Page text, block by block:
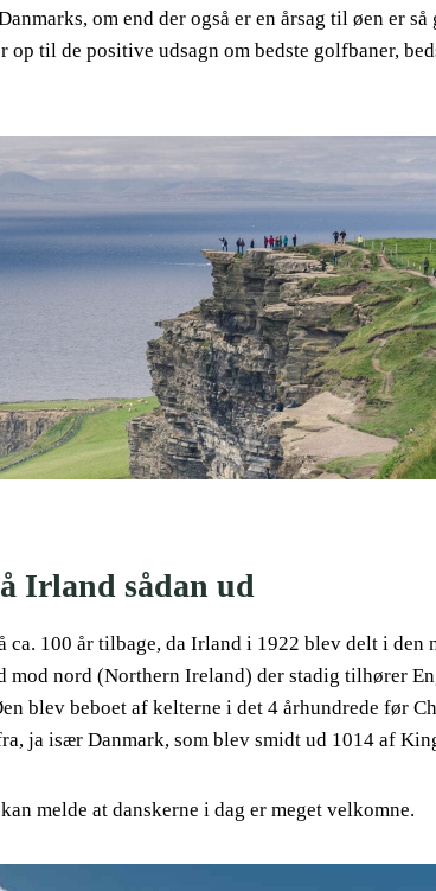
om end der også er en årsag til øen er så
op til de positive udsagn om bedste golfbaner,
Irland sådan ud
ca. 100 år tilbage, da Irland i 1922 blev delt i den
mod nord (Northern Ireland) der stadig tilhører
blev beboet af kelterne i det 4 århundrede før
ja især Danmark, som blev smidt ud 1014 af
melde at danskerne i dag er meget velkomne.